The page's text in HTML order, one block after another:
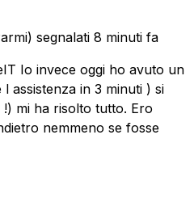
segnalati 8 minuti fa
Io invece oggi ho avuto un
assistenza in 3 minuti ) si
mi ha risolto tutto. Ero
nemmeno se fosse